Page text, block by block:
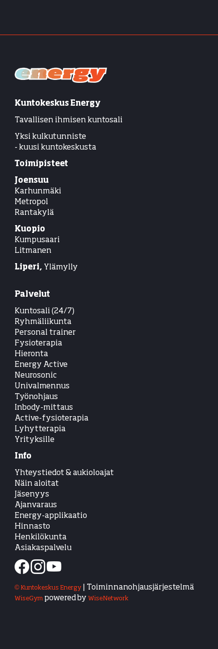
Kuntokeskus Energy
Tavallisen ihmisen kuntosali
Yksi kulkutunniste
- kuusi kuntokeskusta
Toimipisteet
Joensuu
Karhunmäki
Metropol
Rantakylä
Kuopio
Kumpusaari
Litmanen
Liperi, Ylämylly
Palvelut
Kuntosali (24/7)
Ryhmäliikunta
Personal trainer
Fysioterapia
Hieronta
Energy Active
Neurosonic
Univalmennus
Työnohjaus
Inbody-mittaus
Active-fysioterapia
Lyhytterapia
Yrityksille
Info
Yhteystiedot & aukioloajat
Näin aloitat
Jäsenyys
Ajanvaraus
Energy-applikaatio
Hinnasto
Henkilökunta
Asiakaspalvelu
© Kuntokeskus Energy | Toiminnanohjausjärjestelmä
WiseGym powered by WiseNetwork